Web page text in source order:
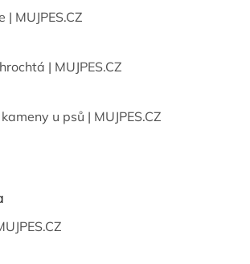
MUJPES.CZ
| MUJPES.CZ
u psů | MUJPES.CZ